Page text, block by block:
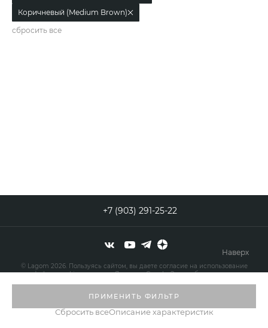
ПРИМЕНИТЬ ФИЛЬТР
Сбросить всеОписание характеристик
Коричневый (Medium Brown)
сбросить все
Наверх
+7 (903) 291-25-22
© Lagom 2026. Пользуясь сайтом, вы даете согласие на использование
файлов cookies сервисов Яндекс и Google. Это необходимо для